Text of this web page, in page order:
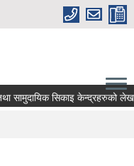
तथा सामुदायिक सिकाइ